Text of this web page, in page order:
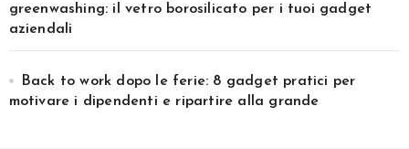
greenwashing: il vetro borosilicato per i tuoi gadget
aziendali
Back to work dopo le ferie: 8 gadget pratici per
motivare i dipendenti e ripartire alla grande